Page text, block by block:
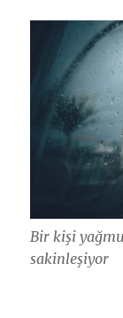
Bir kişi
sakinleşiyor